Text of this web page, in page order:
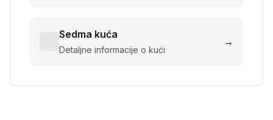
Sedma kuća
Detaljne informacije o kući
→